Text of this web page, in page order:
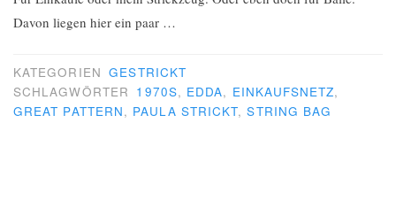
Davon liegen hier ein paar …
KATEGORIEN GESTRICKT
SCHLAGWÖRTER 1970S, EDDA, EINKAUFSNETZ,
GREAT PATTERN, PAULA STRICKT,STRING BAG